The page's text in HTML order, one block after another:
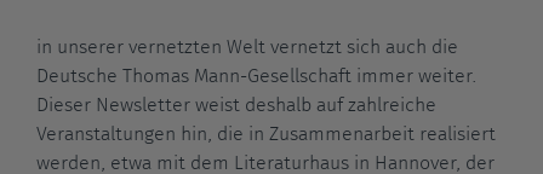
in unserer vernetzten Welt vernetzt sich auch die
Deutsche Thomas Mann-Gesellschaft immer weiter.
Dieser Newsletter weist deshalb auf zahlreiche
Veranstaltungen hin, die in Zusammenarbeit realisiert
werden, etwa mit dem Literaturhaus in Hannover, der